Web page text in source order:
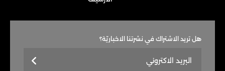
هل تريد الاشتراك في نشرتنا الاخباريّة؟